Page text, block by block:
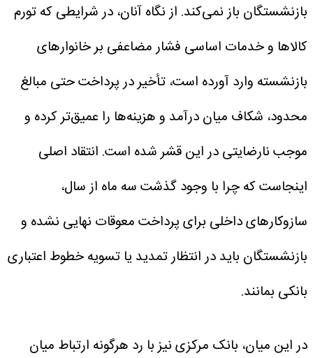
بازنشستگان باز نمی‌کند. از نگاه آنان، در شرایطی که تورم
کالاها و خدمات اساسی فشار مضاعفی بر خانوارهای
بازنشسته وارد آورده است، تأخیر در پرداخت حتی مبالغ
محدود، شکاف میان درآمد و هزینه‌ها را عمیق‌تر کرده و
موجب نارضایتی در این قشر شده است. انتقاد اصلی
اینجاست که چرا با وجود گذشت سه ماه از سال،
سازوکارهای داخلی برای پرداخت معوقات نهایی نشده و
بازنشستگان باید در انتظار تمدید یا تسویه خطوط اعتباری
بانکی بمانند.
در این میان، بانک مرکزی نیز با رد هرگونه ارتباط میان